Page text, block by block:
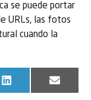
se puede portar
URLs, las fotos
cuando la
LinkedIn Email